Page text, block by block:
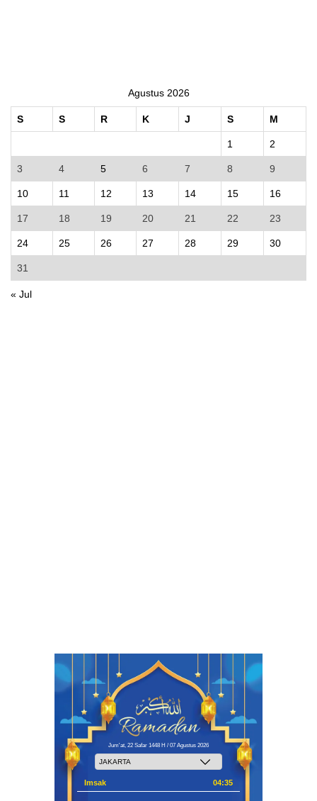
Agustus 2026
S S R K J S M
1 2
3 4 5 6 7 8 9
10 11 12 13 14 15 16
17 18 19 20 21 22 23
24 25 26 27 28 29 30
31
« Jul
Jum'at, 22 Safar 1448 H / 07 Agustus 2026
Imsak 04:35